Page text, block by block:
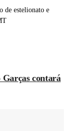
de estelionato e
contará